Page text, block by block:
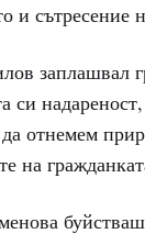
и сътресение
заплашвал
си
отнемем
на